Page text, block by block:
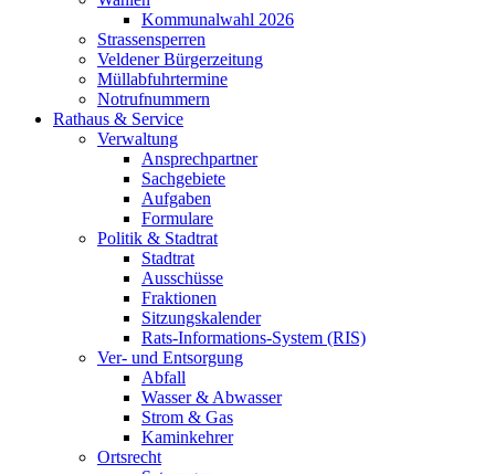
Kommunalwahl 2026
Strassensperren
Veldener Bürgerzeitung
Müllabfuhrtermine
Notrufnummern
Rathaus & Service
Verwaltung
Ansprechpartner
Sachgebiete
Aufgaben
Formulare
Politik & Stadtrat
Stadtrat
Ausschüsse
Fraktionen
Sitzungskalender
Rats-Informations-System (RIS)
Ver- und Entsorgung
Abfall
Wasser & Abwasser
Strom & Gas
Kaminkehrer
Ortsrecht